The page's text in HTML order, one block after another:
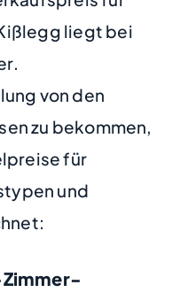
liegt bei
von den
zu bekommen,
für
und